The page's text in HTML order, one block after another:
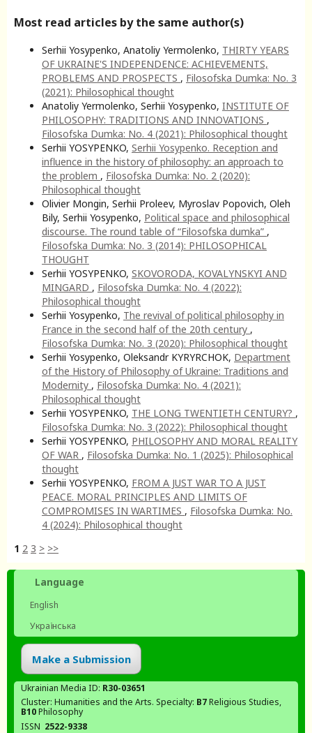
Most read articles by the same author(s)
Serhii Yosypenko, Anatoliy Yermolenko, THIRTY YEARS
OF UKRAINE'S INDEPENDENCE: ACHIEVEMENTS,
PROBLEMS AND PROSPECTS , Filosofska Dumka: No. 3
(2021): Philosophical thought
Anatoliy Yermolenko, Serhii Yosypenko, INSTITUTE OF
PHILOSOPHY: TRADITIONS AND INNOVATIONS ,
Filosofska Dumka: No. 4 (2021): Philosophical thought
Serhii YOSYPENKO, Serhii Yosypenko. Reception and
influence in the history of philosophy: an approach to
the problem , Filosofska Dumka: No. 2 (2020):
Philosophical thought
Olivier Mongin, Serhii Proleev, Myroslav Popovich, Oleh
Bily, Serhii Yosypenko, Political space and philosophical
discourse. The round table of “Filosofska dumka” ,
Filosofska Dumka: No. 3 (2014): PHILOSOPHICAL
THOUGHT
Serhii YOSYPENKO, SKOVORODA, KOVALYNSKYI AND
MINGARD , Filosofska Dumka: No. 4 (2022):
Philosophical thought
Serhii Yosypenko, The revival of political philosophy in
France in the second half of the 20th century ,
Filosofska Dumka: No. 3 (2020): Philosophical thought
Serhii Yosypenko, Oleksandr KYRYRCHOK, Department
of the History of Philosophy of Ukraine: Traditions and
Modernity , Filosofska Dumka: No. 4 (2021):
Philosophical thought
Serhii YOSYPENKO, THE LONG TWENTIETH CENTURY? ,
Filosofska Dumka: No. 3 (2022): Philosophical thought
Serhii YOSYPENKO, PHILOSOPHY AND MORAL REALITY
OF WAR , Filosofska Dumka: No. 1 (2025): Philosophical
thought
Serhii YOSYPENKO, FROM A JUST WAR TO A JUST
PEACE. MORAL PRINCIPLES AND LIMITS OF
COMPROMISES IN WARTIMES , Filosofska Dumka: No.
4 (2024): Philosophical thought
1 2 3 > >>
Language
English
Українська
Make a Submission
Ukrainian Media ID: R30-03651
Cluster: Humanities and the Arts. Specialty: В7Religious Studies,
В10Philosophy
ISSN 2522-9338